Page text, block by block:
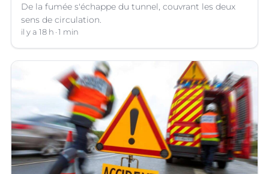
De la fumée s'échappe du tunnel, couvrant les deux
sens de circulation.
il y a 18 h 1 min